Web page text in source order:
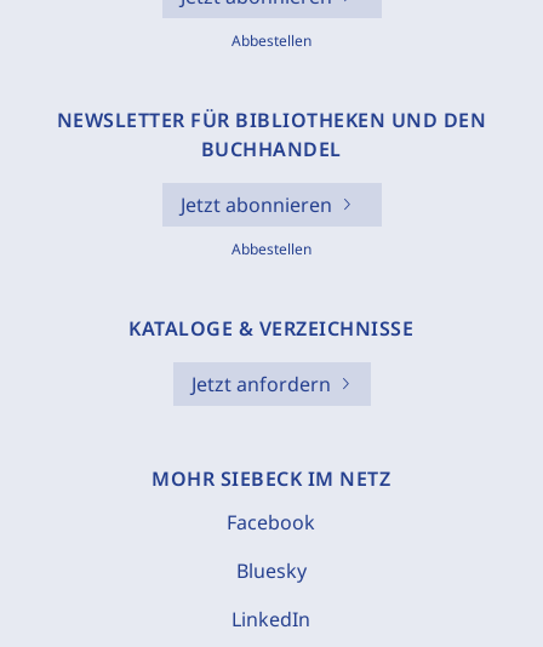
Abbestellen
NEWSLETTER FÜR BIBLIOTHEKEN UND DEN
BUCHHANDEL
Jetzt abonnieren
Abbestellen
KATALOGE & VERZEICHNISSE
Jetzt anfordern
MOHR SIEBECK IM NETZ
Facebook
Bluesky
LinkedIn